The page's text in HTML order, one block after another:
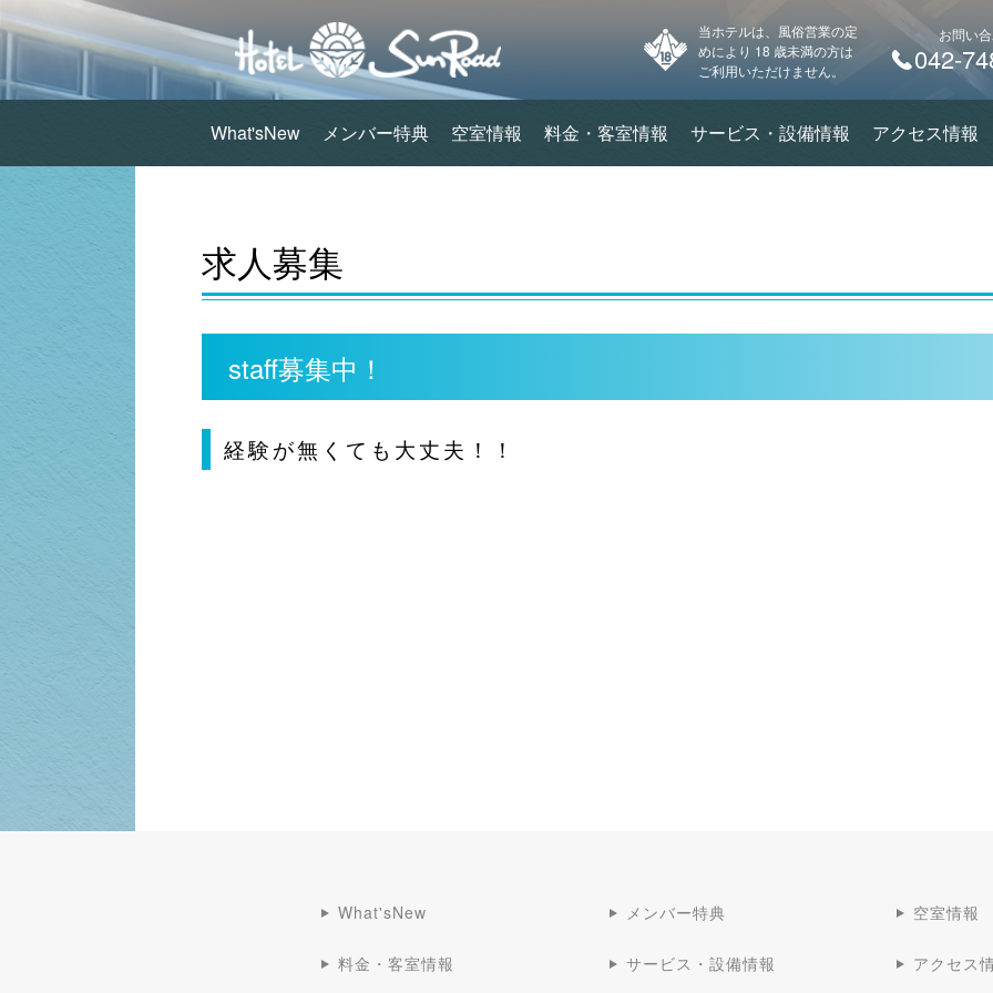
当ホテルは、風俗営業の定
めにより 18 歳未満の方は
ご利用いただけません。
お問い
042-
What'sNew メンバー特典 空室情報 料金・客室情報 サービス・設備情報 アクセス情報
求人募集
staff募集中！
経験が無くても大丈夫！！
What'sNew メンバー特典 空室情報
料金・客室情報 サービス・設備情報 アクセス